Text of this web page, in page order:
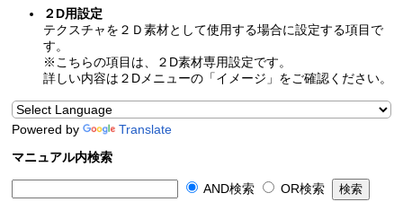
２D用設定
テクスチャを２Ｄ素材として使用する場合に設定する項目で
す。
※こちらの項目は、２D素材専用設定です。
詳しい内容は２Dメニューの「イメージ」をご確認ください。
Powered by
Translate
マニュアル内検索
AND検索 OR検索